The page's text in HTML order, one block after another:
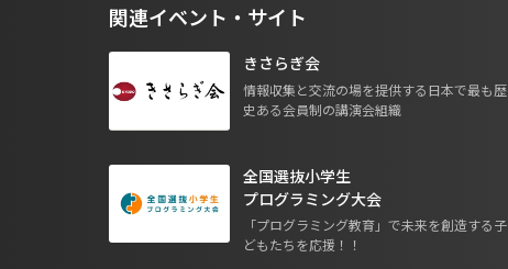
関連イベント・サイト
きさらぎ会
情報収集と交流の場を提供する日本で最も歴
史ある会員制の講演会組織
全国選抜小学生
プログラミング大会
「プログラミング教育」で未来を創造する子
どもたちを応援！！